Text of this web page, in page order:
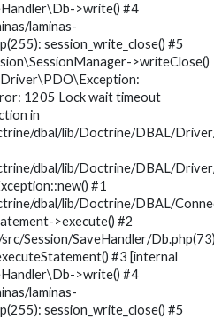
>write() #4
laminas-
session_write_close() #5
>writeClose()
1205 Lock wait timeout
in
dbal/lib/Doctrine/DBAL/
dbal/lib/Doctrine/DBAL/
#1
dbal/lib/Doctrine/DBAL/
>execute() #2
Session/SaveHandler/
#3 [internal
>write() #4
laminas-
session_write_close() #5